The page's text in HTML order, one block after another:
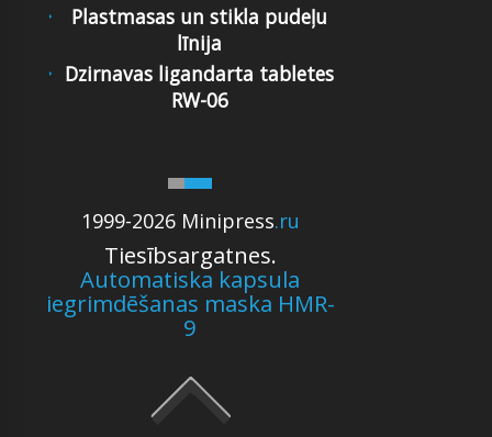
1999-2026 Minipress.ru
Tiesībsargatnes.
Automatiska kapsula
iegrimdēšanas maska HMR-
9
Plastmasas un stikla pudeļu
līnija
Dzirnavas ligandarta tabletes
RW-06